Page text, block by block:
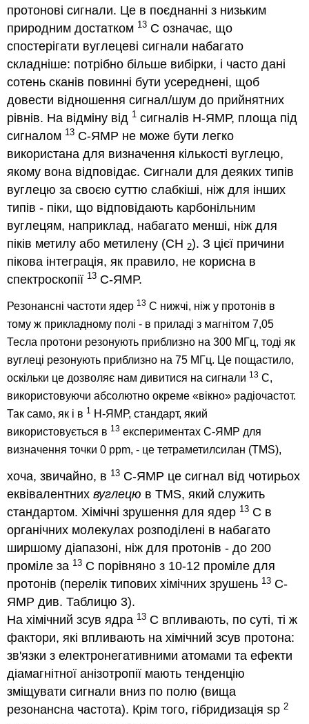
протонові сигнали. Це в поєднанні з низьким
природним достатком 13 С означає, що
спостерігати вуглецеві сигнали набагато
складніше: потрібно більше вибірки, і часто дані
сотень сканів повинні бути усереднені, щоб
довести відношення сигнал/шум до прийнятних
рівнів. На відміну від 1 сигналів H-ЯМР, площа під
сигналом 13 C-ЯМР не може бути легко
використана для визначення кількості вуглецю,
якому вона відповідає. Сигнали для деяких типів
вуглецю за своєю суттю слабкіші, ніж для інших
типів - піки, що відповідають карбонільним
вуглецям, наприклад, набагато менші, ніж для
піків метилу або метилену (CH 2). З цієї причини
пікова інтеграція, як правило, не корисна в
спектроскопії 13 С-ЯМР.
Резонансні частоти ядер 13 С нижчі, ніж у протонів в
тому ж прикладному полі - в приладі з магнітом 7,05
Тесла протони резонують приблизно на 300 МГц, тоді як
вуглеці резонують приблизно на 75 МГц. Це пощастило,
оскільки це дозволяє нам дивитися на сигнали 13 С,
використовуючи абсолютно окреме «вікно» радіочастот.
Так само, як і в 1 H-ЯМР, стандарт, який
використовується в 13 експериментах C-ЯМР для
визначення точки 0 ppm, - це тетраметилсилан (TMS),
хоча, звичайно, в 13 C-ЯМР це сигнал від чотирьох
еквівалентнихвуглецю в TMS, який служить
стандартом. Хімічні зрушення для ядер 13 С в
органічних молекулах розподілені в набагато
ширшому діапазоні, ніж для протонів - до 200
проміле за 13 С порівняно з 10-12 проміле для
протонів (перелік типових хімічних зрушень 13 С-
ЯМР див. Таблицю 3).
На хімічний зсув ядра 13 С впливають, по суті, ті ж
фактори, які впливають на хімічний зсув протона:
зв'язки з електронегативними атомами та ефекти
діамагнітної анізотропії мають тенденцію
зміщувати сигнали вниз по полю (вища
резонансна частота). Крім того, гібридизація sp2